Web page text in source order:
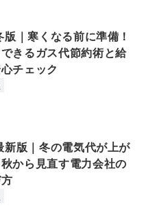
｜寒くなる前に準備！
きるガス代節約術と給
チェック
新版｜冬の電気代が上が
から見直す電力会社の